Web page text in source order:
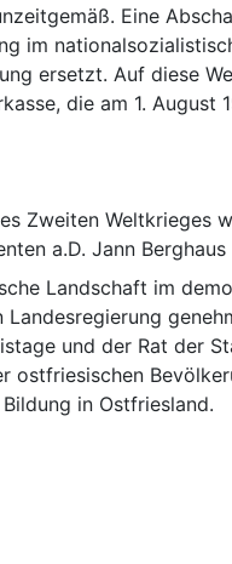
Eine
im
ersetzt. Auf diese
Zweiten Weltkrieges
a.D. Jann
Landschaft im
Landesregierung
und der Rat der
ostfriesischen